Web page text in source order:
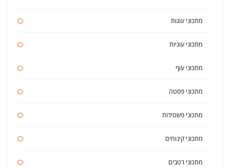
מתכוני עוגות
מתכוני עוגיות
מתכוני עוף
מתכוני פסטה
מתכוני פשטידות
מתכוני קינוחים
מתכוני רטבים